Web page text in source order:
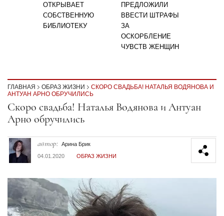
ОТКРЫВАЕТ
СОБСТВЕННУЮ
БИБЛИОТЕКУ
ПРЕДЛОЖИЛИ
ВВЕСТИ ШТРАФЫ
ЗА
ОСКОРБЛЕНИЕ
ЧУВСТВ ЖЕНЩИН
ГЛАВНАЯ ОБРАЗ ЖИЗНИ
СКОРО СВАДЬБА! НАТАЛЬЯ ВОДЯНОВА И
АНТУАН АРНО ОБРУЧИЛИСЬ
Секция статей
Скоро свадьба! Наталья Водянова и Антуан
Арно обручились
автор: Арина Брик
04.01.2020
ОБРАЗ ЖИЗНИ